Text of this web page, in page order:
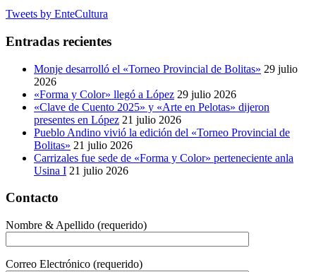
Tweets by EnteCultura
Entradas recientes
Monje desarrolló el «Torneo Provincial de Bolitas» 29 julio
2026
«Forma y Color» llegó a López 29 julio 2026
«Clave de Cuento 2025» y «Arte en Pelotas» dijeron
presentes en López 21 julio 2026
Pueblo Andino vivió la edición del «Torneo Provincial de
Bolitas» 21 julio 2026
Carrizales fue sede de «Forma y Color» perteneciente anla
Usina I 21 julio 2026
Contacto
Nombre & Apellido (requerido)
Correo Electrónico (requerido)